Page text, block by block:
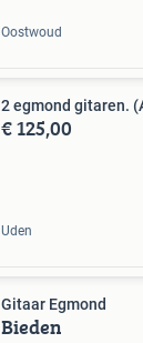
Oostwoud
2 egmond gitaren.
€ 125,00
Uden
Gitaar Egmond
Bieden